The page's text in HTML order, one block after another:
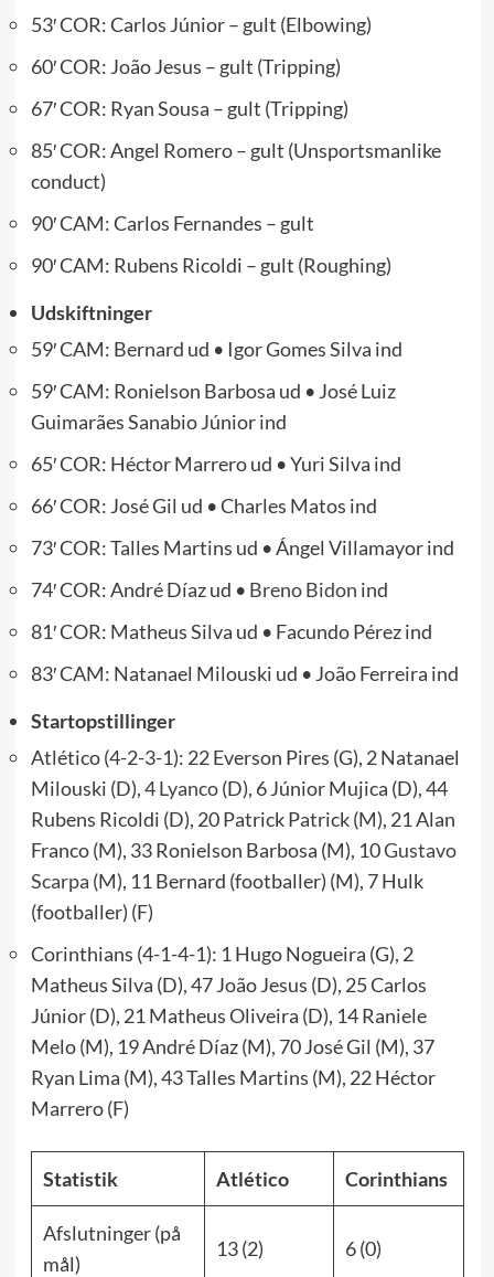
53′ COR: Carlos Júnior – gult (Elbowing)
60′ COR: João Jesus – gult (Tripping)
67′ COR: Ryan Sousa – gult (Tripping)
85′ COR: Angel Romero – gult (Unsportsmanlike
conduct)
90′ CAM: Carlos Fernandes – gult
90′ CAM: Rubens Ricoldi – gult (Roughing)
Udskiftninger
59′ CAM: Bernard ud • Igor Gomes Silva ind
59′ CAM: Ronielson Barbosa ud • José Luiz
Guimarães Sanabio Júnior ind
65′ COR: Héctor Marrero ud • Yuri Silva ind
66′ COR: José Gil ud • Charles Matos ind
73′ COR: Talles Martins ud • Ángel Villamayor ind
74′ COR: André Díaz ud • Breno Bidon ind
81′ COR: Matheus Silva ud • Facundo Pérez ind
83′ CAM: Natanael Milouski ud • João Ferreira ind
Startopstillinger
Atlético (4-2-3-1): 22 Everson Pires (G), 2 Natanael
Milouski (D), 4Lyanco(D), 6 Júnior Mujica (D), 44
Rubens Ricoldi (D), 20 Patrick Patrick (M), 21 Alan
Franco (M), 33 Ronielson Barbosa (M), 10Gustavo
Scarpa (M), 11 Bernard (footballer) (M), 7 Hulk
(footballer) (F)
Corinthians (4-1-4-1): 1 Hugo Nogueira (G), 2
Matheus Silva (D), 47 João Jesus (D), 25 Carlos
Júnior (D), 21 Matheus Oliveira (D), 14 Raniele
Melo (M), 19 André Díaz (M), 70 José Gil (M), 37
Ryan Lima (M), 43 Talles Martins (M), 22 Héctor
Marrero (F)
Statistik Atlético Corinthians
Afslutninger (på
mål)
13 (2) 6 (0)